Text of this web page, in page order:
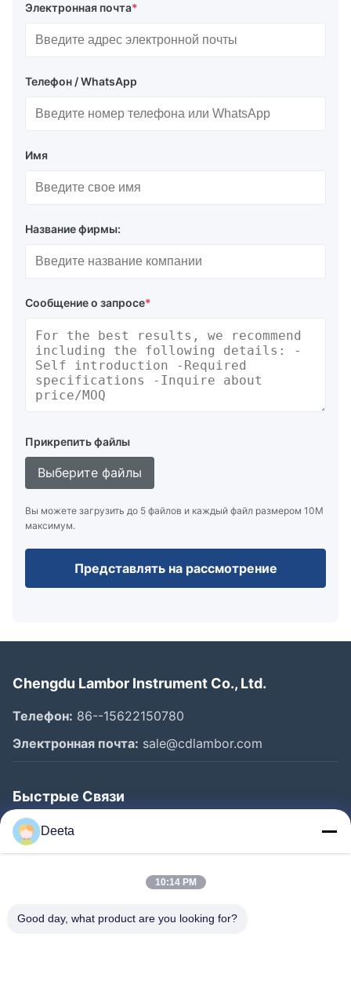
Электронная почта*
Телефон / WhatsApp
Имя
Название фирмы:
Сообщение о запросе*
Прикрепить файлы
Выберите файлы
Вы можете загрузить до 5 файлов и каждый файл размером 10M
максимум.
Представлять на рассмотрение
Chengdu Lambor Instrument Co., Ltd.
Телефон: 86--15622150780
Электронная почта: sale@cdlambor.com
Быстрые Связи
Главная Страница
Продукция
Наша Фабрика
Deeta
10:14 PM
Good day, what product are you looking for?